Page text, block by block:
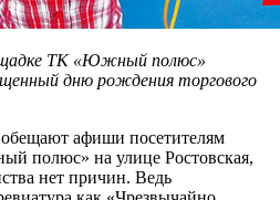
ТК «Южный полюс»
дню рождения торгового
афиши посетителям
полюс» на улице Ростовская,
нет причин. Ведь